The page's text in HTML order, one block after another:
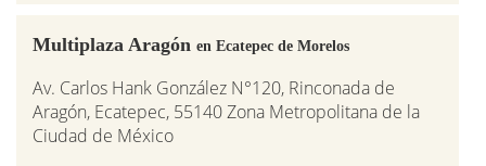
Multiplaza Aragón en Ecatepec de Morelos
Av. Carlos Hank González N°120, Rinconada de
Aragón, Ecatepec, 55140 Zona Metropolitana de la
Ciudad de México